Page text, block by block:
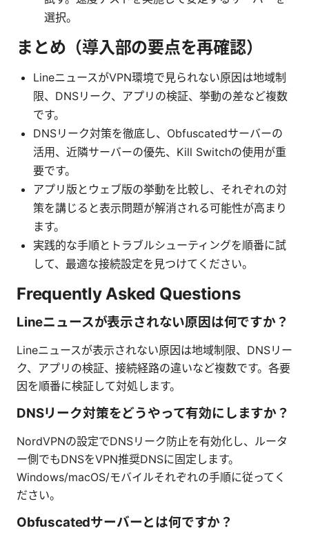
選択。
まとめ（導入部の要点を再確認）
LineニュースがVPN環境で見られない原因は地域制
限、DNSリーク、アプリの検証、挙動の差など複数
です。
DNSリーク対策を徹底し、Obfuscatedサーバーの
活用、近隣サーバーの優先、Kill Switchの使用が重
要です。
アプリ版とウェブ版の挙動を比較し、それぞれの対
策を講じると表示問題が解消される可能性が高まり
ます。
実践的な手順とトラブルシューティングを順番に試
して、最適な接続設定を見つけてください。
Frequently Asked Questions
Lineニュースが表示されない原因は何ですか？
Lineニュースが表示されない原因は地域制限、DNSリー
ク、アプリの検証、接続経路の違いなど複数です。各要
因を順番に検証して対処します。
DNSリーク対策をどうやって有効にしますか？
NordVPNの設定でDNSリーク防止を有効化し、ルータ
ー側でもDNSをVPN推奨DNSに固定します。
Windows/macOS/モバイルそれぞれの手順に従ってく
ださい。
Obfuscatedサーバーとは何ですか？